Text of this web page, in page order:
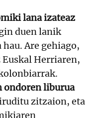
lana izateaz
duen lanik
Are gehiago,
Euskal Herriaren,
ondoren liburua
zitzaion, eta